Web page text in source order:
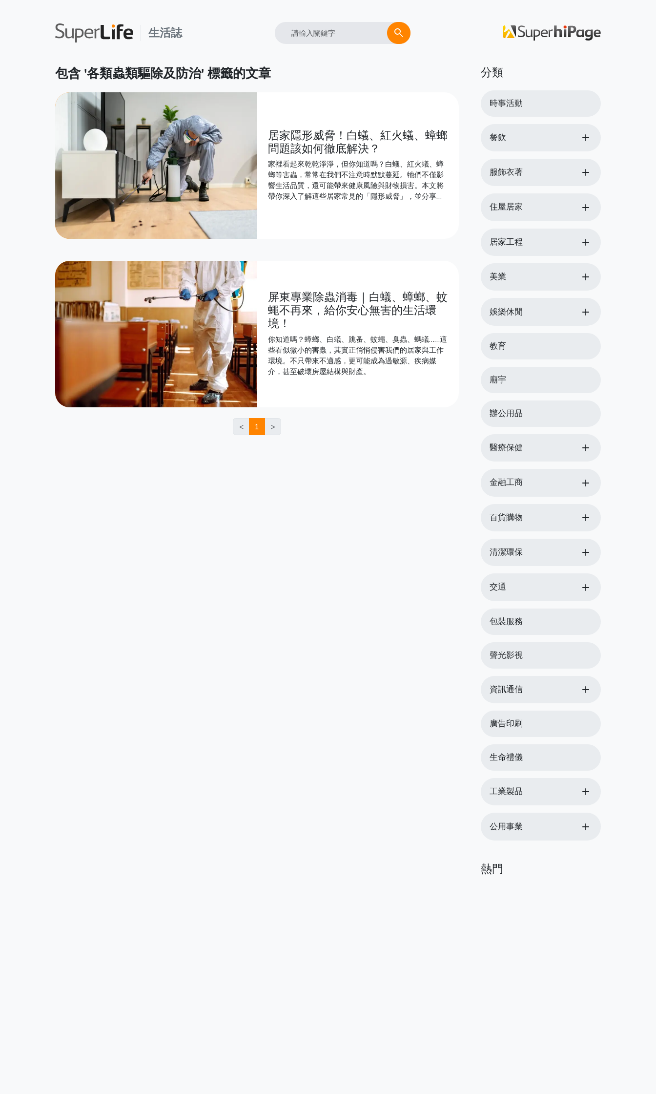
生活誌 Search search
包含 '各類蟲類驅除及防治' 標籤的文章
居家隱形威脅！白蟻、紅火蟻、蟑螂
問題該如何徹底解決？
家裡看起來乾乾淨淨，但你知道嗎？白蟻、紅火蟻、蟑
螂等害蟲，常常在我們不注意時默默蔓延。牠們不僅影
響生活品質，還可能帶來健康風險與財物損害。本文將
帶你深入了解這些居家常見的「隱形威脅」，並分享如
屏東專業除蟲消毒｜白蟻、蟑螂、蚊
蠅不再來，給你安心無害的生活環
境！
你知道嗎？蟑螂、白蟻、跳蚤、蚊蠅、臭蟲、螞蟻……這
些看似微小的害蟲，其實正悄悄侵害我們的居家與工作
環境。不只帶來不適感，更可能成為過敏源、疾病媒
介，甚至破壞房屋結構與財產。
< 1 >
分類
時事活動
餐飲 add
服飾衣著 add
住屋居家 add
居家工程 add
美業 add
娛樂休閒 add
教育
廟宇
辦公用品
醫療保健 add
金融工商 add
百貨購物 add
清潔環保 add
交通 add
包裝服務
聲光影視
資訊通信 add
廣告印刷
生命禮儀
工業製品 add
公用事業 add
熱門